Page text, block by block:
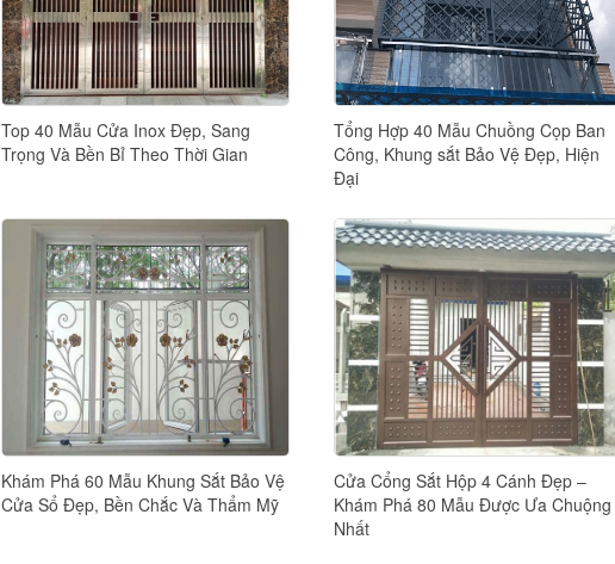
Top 40 Mẫu Cửa Inox Đẹp, Sang
Trọng Và Bền Bỉ Theo Thời Gian
Tổng Hợp 40 Mẫu Chuồng Cọp Ban
Công, Khung sắt Bảo Vệ Đẹp, Hiện
Đại
Khám Phá 60 Mẫu Khung Sắt Bảo Vệ
Cửa Sổ Đẹp, Bền Chắc Và Thẩm Mỹ
Cửa Cổng Sắt Hộp 4 Cánh Đẹp –
Khám Phá 80 Mẫu Được Ưa Chuộng
Nhất